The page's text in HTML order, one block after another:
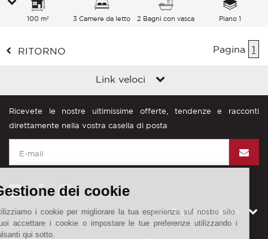
100 m² 3 Camere da letto 2 Bagni con vasca Piano 1
RITORNO Pagina 1
Link veloci
Ricevete le nostre ultimissime offerte, tendenze e racconti
direttamente nella vostra casella di posta
John Taylor nel mondo
Gestione dei cookie
Utilizziamo i cookie per migliorare la tua esperienza sul nostro sito.
Puoi accettare i cookie o impostare le tue preferenze utilizzando i
pulsanti qui sotto.